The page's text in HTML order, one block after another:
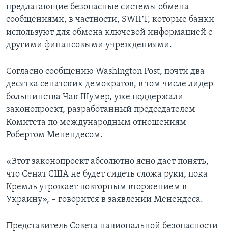
предлагающие безопасные системы обмена
сообщениями, в частности, SWIFT, которые банки
используют для обмена ключевой информацией с
другими финансовыми учреждениями.
Согласно сообщению Washington Post, почти два
десятка сенатских демократов, в том числе лидер
большинства Чак Шумер, уже поддержали
законопроект, разработанный председателем
Комитета по международным отношениям
Робертом Менендесом.
«Этот законопроект абсолютно ясно дает понять,
что Сенат США не будет сидеть сложа руки, пока
Кремль угрожает повторным вторжением в
Украину», – говорится в заявлении Менендеса.
Представитель Совета национальной безопасности